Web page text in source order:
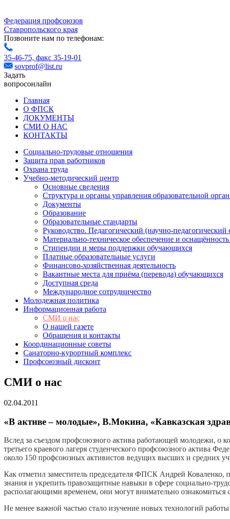
Федерация профсоюзов
Ставропольского края
Позвоните нам по телефонам:
35-46-75, факс 35-19-01
sovprof@list.ru
Задать
вопросонлайн
Главная
О ФПСК
ДОКУМЕНТЫ
СМИ О НАС
КОНТАКТЫ
Социально-трудовые отношения
Защита прав работников
Охрана труда
Учебно-методический центр
Основные сведения
Структура и органы управления образовательной
Документы
Образование
Образовательные стандарты
Руководство. Педагогический (научно-педагогический
Материально-техническое обеспечение и оснащённость
Стипендии и меры поддержки обучающихся
Платные образовательные услуги
Финансово-хозяйственная деятельность
Вакантные места для приёма (перевода) обучающихся
Доступная среда
Международное сотрудничество
Молодежная политика
Информационная работа
СМИ о нас
О нашей газете
Обращения и контакты
Координационные советы
Санаторно-курортный комплекс
Профсоюзный дисконт
СМИ о нас
02.04.2011
«В активе – молодые», В.Мокина, «Кавказская
Вслед за съездом профсоюзного актива работающей молодежи, о
третьего краевого лагеря студенческого профсоюзного актива
около 150 профсоюзных активистов ведущих высших и средних
Как отметил заместитель председателя ФПСК Андрей Коваленко,
знания и укрепить правозащитные навыки в сфере социально-
располагающими временем, они могут внимательно ознакомиться
Не менее важной частью стало изучение новых технологий